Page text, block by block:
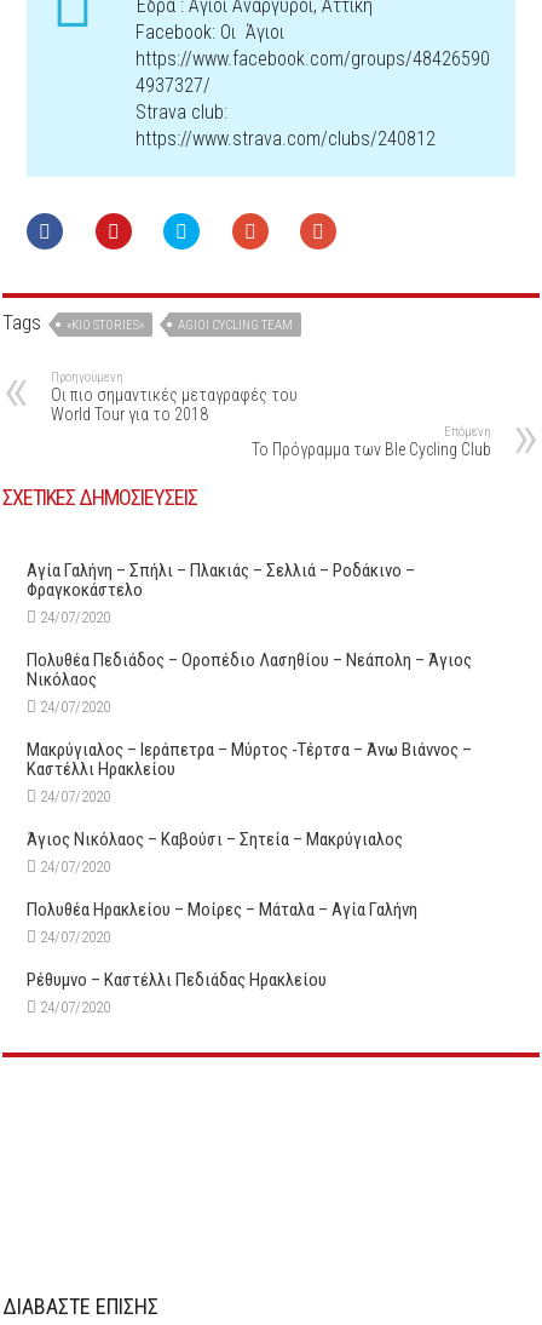
Έδρα : Άγιοι Ανάργυροι, Αττική
Facebook: Οι Άγιοι
https://www.facebook.com/groups/48426590
4937327/
Strava club:
https://www.strava.com/clubs/240812
Tags «KIO STORIES» AGIOI CYCLING TEAM
Προηγούμενη
Οι πιο σημαντικές μεταγραφές του
World Tour για το 2018
Επόμενη
Το Πρόγραμμα των Ble Cycling Club
ΣΧΕΤΙΚΕΣ ΔΗΜΟΣΙΕΥΣΕΙΣ
Αγία Γαλήνη – Σπήλι – Πλακιάς – Σελλιά – Ροδάκινο –
Φραγκοκάστελο
24/07/2020
Πολυθέα Πεδιάδος – Οροπέδιο Λασηθίου – Νεάπολη – Άγιος
Νικόλαος
24/07/2020
Μακρύγιαλος – Ιεράπετρα – Μύρτος -Τέρτσα – Άνω Βιάννος –
Καστέλλι Ηρακλείου
24/07/2020
Άγιος Νικόλαος – Καβούσι – Σητεία – Μακρύγιαλος
24/07/2020
Πολυθέα Ηρακλείου – Μοίρες – Μάταλα – Αγία Γαλήνη
24/07/2020
Ρέθυμνο – Καστέλλι Πεδιάδας Ηρακλείου
24/07/2020
ΔΙΑΒΑΣΤΕ ΕΠΙΣΗΣ